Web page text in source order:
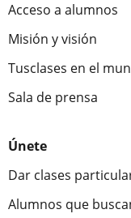
Acceso a alumnos
Misión y visión
Tusclases en el
Sala de prensa
Únete
Dar clases
Alumnos que